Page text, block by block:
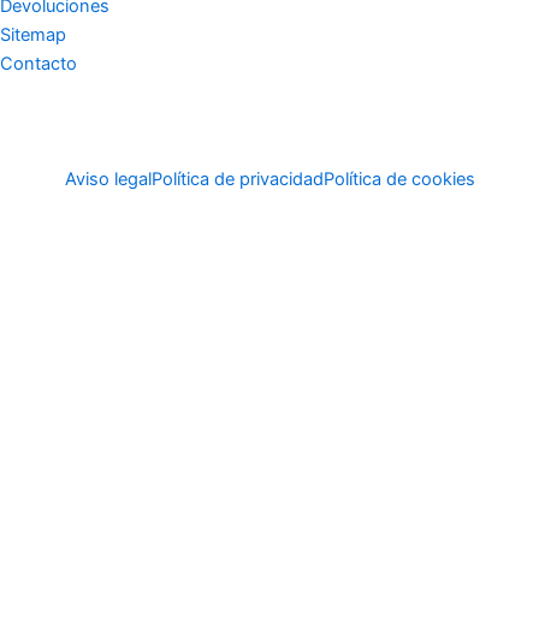
Devoluciones
Sitemap
Contacto
Aviso legalPolítica de privacidadPolítica de cookies